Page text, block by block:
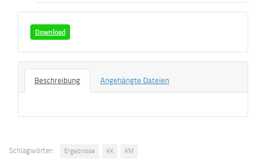
Download
Beschreibung Angehängte Dateien
Schlagwörter: Ergebnisse KK KM